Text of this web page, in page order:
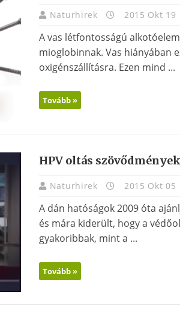
Naturhirek 2015 Okt 19
A vas létfontosságú
mioglobinnak. Vas hiányában
oxigénszállításra. Ezen mind ...
Tovább »
HPV oltás szövődmények
Naturhirek 2015 Okt 05
A dán hatóságok 2009 óta
és mára kiderült, hogy a
gyakoribbak, mint a ...
Tovább »